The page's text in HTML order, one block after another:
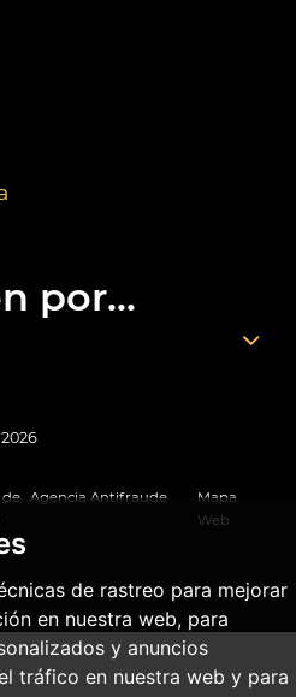
de rastreo para mejorar
en nuestra web, para
y anuncios
tráfico en nuestra web y para
por...
2026
de Agencia Antifraude
Mapa
Web